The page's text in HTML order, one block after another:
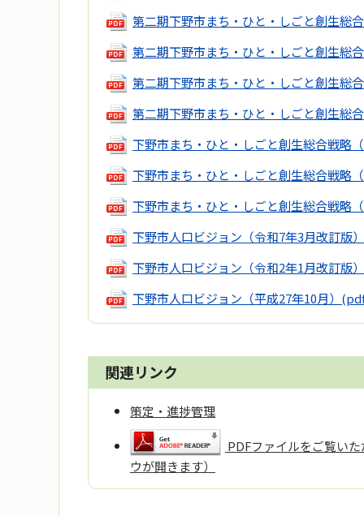
第二期下野市まち・ひと・しごと創生総
第二期下野市まち・ひと・しごと創生総
第二期下野市まち・ひと・しごと創生総
第二期下野市まち・ひと・しごと創生総合
下野市まち・ひと・しごと創生総合戦略
下野市まち・ひと・しごと創生総合戦略（
下野市まち・ひと・しごと創生総合戦略（
下野市人口ビジョン（令和7年3月改訂版）
下野市人口ビジョン（令和2年1月改訂版）
下野市人口ビジョン（平成27年10月）
関連リンク
策定・進捗管理
PDFファイルをご覧い
ウが開きます）